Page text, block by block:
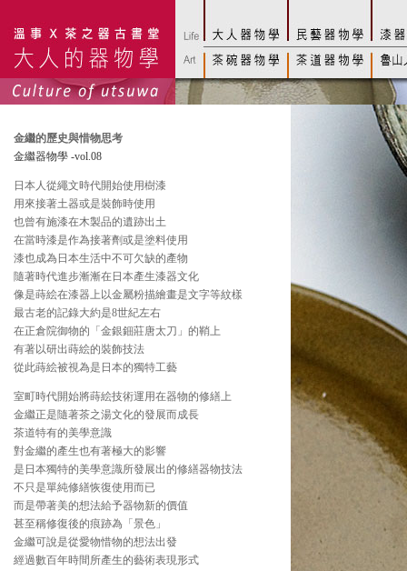
金繼的歷史與惜物思考
金繼器物學 -vol.08
日本人從繩文時代開始使用樹漆
用來接著土器或是裝飾時使用
也曾有施漆在木製品的遺跡出土
在當時漆是作為接著劑或是塗料使用
漆也成為日本生活中不可欠缺的產物
隨著時代進步漸漸在日本產生漆器文化
像是蒔絵在漆器上以金屬粉描繪畫是文字等紋樣
最古老的記錄大約是8世紀左右
在正倉院御物的「金銀鈿莊唐太刀」的鞘上
有著以研出蒔絵的裝飾技法
從此蒔絵被視為是日本的獨特工藝
室町時代開始將蒔絵技術運用在器物的修繕上
金繼正是隨著茶之湯文化的發展而成長
茶道特有的美學意識
對金繼的產生也有著極大的影響
是日本獨特的美學意識所發展出的修繕器物技法
不只是單純修繕恢復使用而已
而是帶著美的想法給予器物新的價值
甚至稱修復後的痕跡為「景色」
金繼可說是從愛物惜物的想法出發
經過數百年時間所產生的藝術表現形式